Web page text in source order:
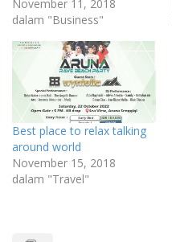
November 11, 2018
dalam "Business"
Best place to relax talking
around world
November 15, 2018
dalam "Travel"